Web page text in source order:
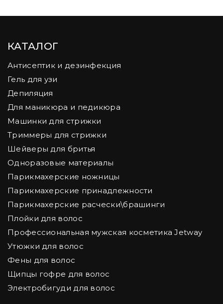
КАТАЛОГ
Антисептик и дезинфекция
Гель для узи
Депиляция
Для маникюра и педикюра
Машинки для стрижки
Триммеры для стрижки
Шейверы для бритья
Одноразовые материалы
Парикмахерские ножницы
Парикмахерские принадлежности
Парикмахерские расчески\брашинги
Плойки для волос
Профессиональная мужская косметика Jetway
Утюжки для волос
Фены для волос
Щипцы гофре для волос
Электробигуди для волос